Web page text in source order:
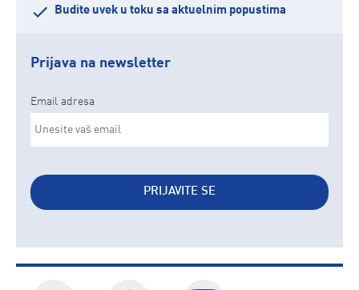
Budite uvek u toku sa aktuelnim popustima
Prijava na newsletter
Email adresa
PRIJAVITE SE